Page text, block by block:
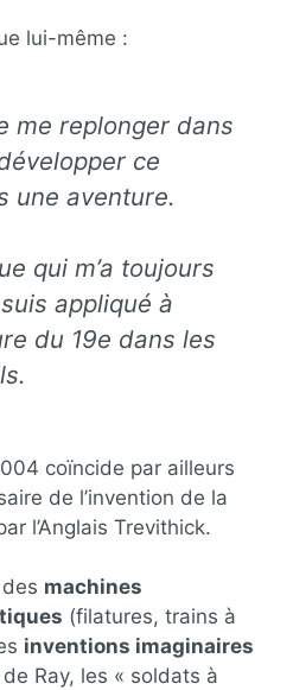
lui-même :
me replonger dans
ce
une aventure.
qui m’a toujours
appliqué à
du 19e dans les
coïncide par ailleurs
de l’invention de la
l’Anglais Trevithick.
machines
(filatures, trains à
inventions imaginaires
Ray, les « soldats à